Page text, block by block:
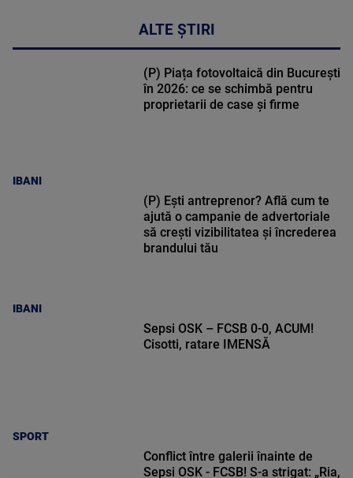
ALTE ȘTIRI
IBANI
(P) Piața fotovoltaică din București
în 2026: ce se schimbă pentru
proprietarii de case și firme
IBANI
(P) Ești antreprenor? Află cum te
ajută o campanie de advertoriale
să crești vizibilitatea și încrederea
brandului tău
SPORT
Sepsi OSK – FCSB 0-0, ACUM!
Cisotti, ratare IMENSĂ
Conflict între galerii înainte de
Sepsi OSK - FCSB! S-a strigat: „Ria,